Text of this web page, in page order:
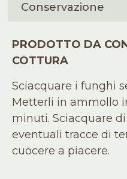
Conservazione
PRODOTTO DA
COTTURA
Sciacquare i funghi
Metterli in ammollo
minuti. Sciacquare
eventuali tracce di
cuocere a piacere.